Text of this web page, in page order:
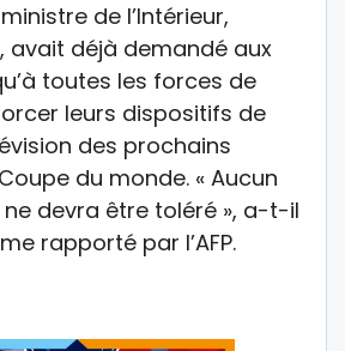
de l’Intérieur,
avait déjà demandé aux
toutes les forces de
leurs dispositifs de
des prochains
du monde. « Aucun
devra être toléré », a-t-il
rapporté par l’AFP.